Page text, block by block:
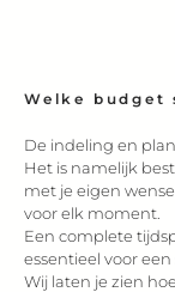
Welke budget
De indeling en
Het is namelijk
met je eigen
voor elk moment.
Een complete
essentieel voor
Wij laten je zien